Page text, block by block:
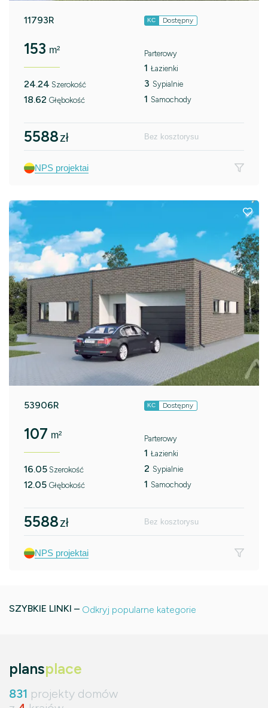
11793R KC Dostępny
153 m²
24.24 Szerokość
18.62 Głębokość
Parterowy
1 Łazienki
3 Sypialnie
1 Samochody
5588zł Bez kosztorysu
NPS projektai
53906R KC Dostępny
107 m²
16.05 Szerokość
12.05 Głębokość
Parterowy
1 Łazienki
2 Sypialnie
1 Samochody
5588zł Bez kosztorysu
NPS projektai
SZYBKIE LINKI – Odkryj popularne kategorie
plansplace
831 projekty domów